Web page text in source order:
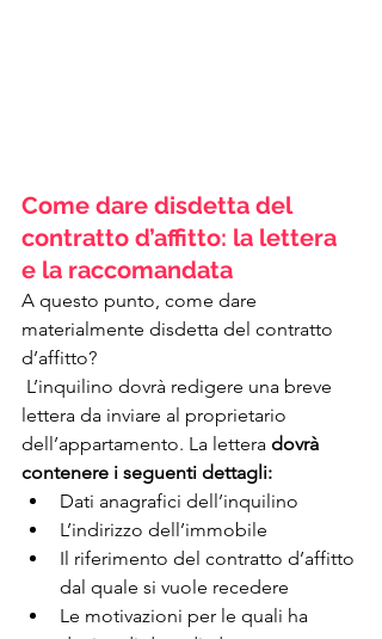
Come dare disdetta del
contratto d’affitto: la lettera
e la raccomandata
A questo punto, come dare
materialmente disdetta del contratto
d’affitto?
lettera da inviare al proprietario
dell’appartamento. La lettera dovrà
contenere i seguenti dettagli:
Dati anagrafici dell’inquilino
L’indirizzo dell’immobile
Il riferimento del contratto d’affitto
dal quale si vuole recedere
Le motivazioni per le quali ha